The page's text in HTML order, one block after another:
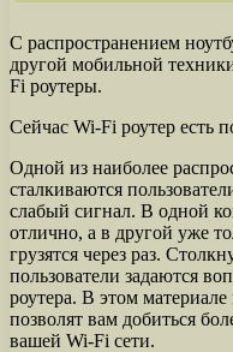
С распространением
другой мобильной
Fi роутеры.
Сейчас Wi-Fi роутер есть
Одной из наиболее
сталкиваются
слабый сигнал. В одной
отлично, а в другой уже
грузятся через раз.
пользователи задаются
роутера. В этом
позволят вам добиться
вашей Wi-Fi сети.